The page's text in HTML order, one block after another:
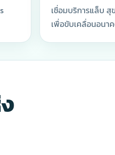
เชื่อมบริการแล็บ สุ
เพื่อขับเคลื่อนอนา